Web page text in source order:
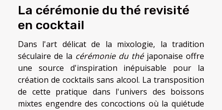
La cérémonie du thé revisité
en cocktail
Dans l'art délicat de la mixologie, la tradition
séculaire de la cérémonie du théjaponaise offre
une source d'inspiration inépuisable pour la
création de cocktails sans alcool. La transposition
de cette pratique dans l'univers des boissons
mixtes engendre des concoctions où la quiétude